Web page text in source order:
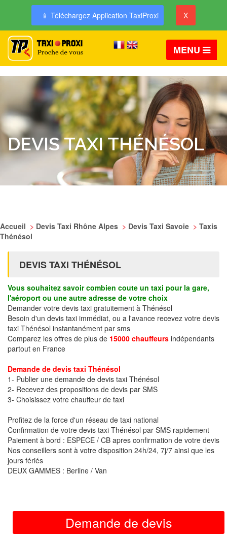
📱 Téléchargez Application TaxiProxi X
MENU
DEVIS TAXI THÉNÉSOL
Accueil > Devis Taxi Rhône Alpes > Devis Taxi Savoie > Taxis
Thénésol
DEVIS TAXI THÉNÉSOL
Vous souhaitez savoir combien coute un taxi pour la gare,
l'aéroport ou une autre adresse de votre choix
Demander votre devis taxi gratuitement à Thénésol
Besoin d'un devis taxi immédiat, ou a l'avance recevez votre devis
taxi Thénésol instantanément par sms
Comparez les offres de plus de 15000 chauffeurs indépendants
partout en France
Demande de devis taxi Thénésol
1- Publier une demande de devis taxi Thénésol
2- Recevez des propositions de devis par SMS
3- Choisissez votre chauffeur de taxi
Profitez de la force d'un réseau de taxi national
Confirmation de votre devis taxi Thénésol par SMS rapidement
Paiement à bord : ESPECE / CB apres confirmation de votre devis
Nos conseillers sont à votre disposition 24h/24, 7j/7 ainsi que les
jours fériés
DEUX GAMMES : Berline / Van
Demande de devis